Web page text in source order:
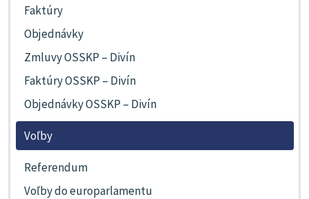
Faktúry
Objednávky
Zmluvy OSSKP – Divín
Faktúry OSSKP – Divín
Objednávky OSSKP – Divín
Voľby
Referendum
Voľby do europarlamentu